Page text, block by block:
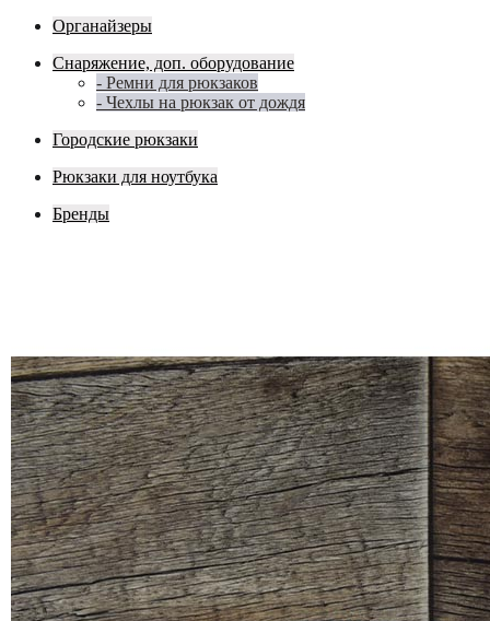
Органайзеры
Снаряжение, доп. оборудование
- Ремни для рюкзаков
- Чехлы на рюкзак от дождя
Городские рюкзаки
Рюкзаки для ноутбука
Бренды